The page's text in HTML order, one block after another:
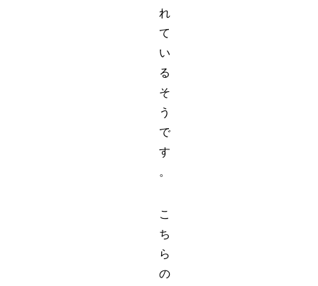
れ
て
い
る
そ
う
で
す
。
こ
ち
ら
の